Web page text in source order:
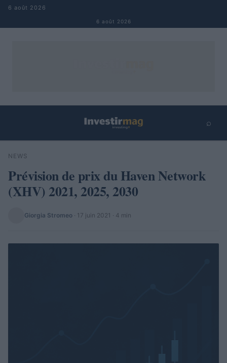
Aller au contenu
6 août 2026
6 août 2026
⌕
Rechercher
NEWS
Prévision de prix du Haven Network
(XHV) 2021, 2025, 2030
Giorgia Stromeo · 17 juin 2021 · 4 min